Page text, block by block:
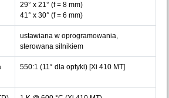
29° x 21° (f = 8 mm)
41° x 30° (f = 6 mm)
ustawiana w oprogramowania,
sterowana silnikiem
550:1 (11° dla optyki) [Xi 410 MT]